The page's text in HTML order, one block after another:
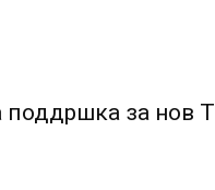
поддршка за нов